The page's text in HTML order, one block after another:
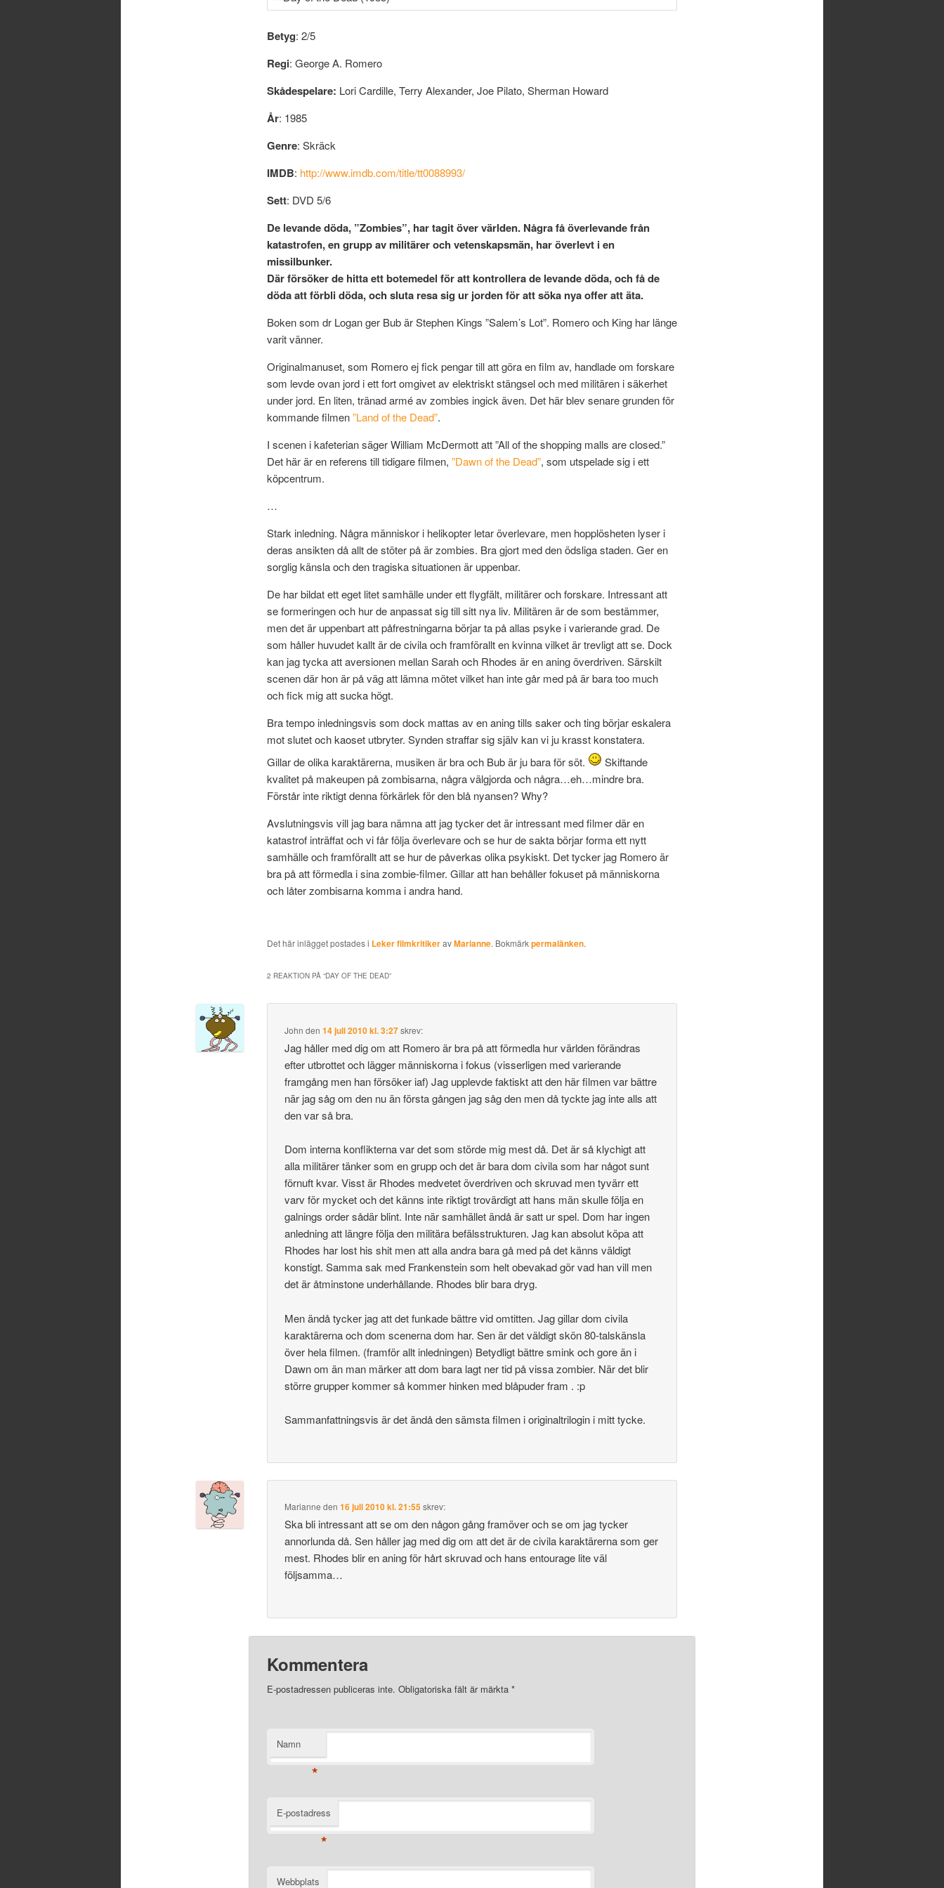
Betyg: 2/5
Regi: George A. Romero
Skådespelare: Lori Cardille, Terry Alexander, Joe Pilato, Sherman Howard
År: 1985
Genre: Skräck
IMDB: http://www.imdb.com/title/tt0088993/
Sett: DVD 5/6
De levande döda, ”Zombies”, har tagit över världen. Några få överlevande från
katastrofen, en grupp av militärer och vetenskapsmän, har överlevt i en
missilbunker.
Där försöker de hitta ett botemedel för att kontrollera de levande döda, och få de
döda att förbli döda, och sluta resa sig ur jorden för att söka nya offer att äta.
Boken som dr Logan ger Bub är Stephen Kings ”Salem’s Lot”. Romero och King har länge
varit vänner.
Originalmanuset, som Romero ej fick pengar till att göra en film av, handlade om forskare
som levde ovan jord i ett fort omgivet av elektriskt stängsel och med militären i säkerhet
under jord. En liten, tränad armé av zombies ingick även. Det här blev senare grunden för
kommande filmen”Land of the Dead”.
I scenen i kafeterian säger William McDermott att ”All of the shopping malls are closed.”
Det här är en referens till tidigare filmen, ”Dawn of the Dead”, som utspelade sig i ett
köpcentrum.
…
Stark inledning. Några människor i helikopter letar överlevare, men hopplösheten lyser i
deras ansikten då allt de stöter på är zombies. Bra gjort med den ödsliga staden. Ger en
sorglig känsla och den tragiska situationen är uppenbar.
De har bildat ett eget litet samhälle under ett flygfält, militärer och forskare. Intressant att
se formeringen och hur de anpassat sig till sitt nya liv. Militären är de som bestämmer,
men det är uppenbart att påfrestningarna börjar ta på allas psyke i varierande grad. De
som håller huvudet kallt är de civila och framförallt en kvinna vilket är trevligt att se. Dock
kan jag tycka att aversionen mellan Sarah och Rhodes är en aning överdriven. Särskilt
scenen där hon är på väg att lämna mötet vilket han inte går med på är bara too much
och fick mig att sucka högt.
Bra tempo inledningsvis som dock mattas av en aning tills saker och ting börjar eskalera
mot slutet och kaoset utbryter. Synden straffar sig själv kan vi ju krasst konstatera.
Gillar de olika karaktärerna, musiken är bra och Bub är ju bara för söt.
Skiftande
kvalitet på makeupen på zombisarna, några välgjorda och några…eh…mindre bra.
Förstår inte riktigt denna förkärlek för den blå nyansen? Why?
Avslutningsvis vill jag bara nämna att jag tycker det är intressant med filmer där en
katastrof inträffat och vi får följa överlevare och se hur de sakta börjar forma ett nytt
samhälle och framförallt att se hur de påverkas olika psykiskt. Det tycker jag Romero är
bra på att förmedla i sina zombie-filmer. Gillar att han behåller fokuset på människorna
och låter zombisarna komma i andra hand.
Det här inlägget postades i Leker filmkritikeravMarianne. Bokmärkpermalänken.
2 REAKTION PÅ “DAY OF THE DEAD”
John den14 juli 2010 kl. 3:27skrev:
Jag håller med dig om att Romero är bra på att förmedla hur världen förändras
efter utbrottet och lägger människorna i fokus (visserligen med varierande
framgång men han försöker iaf) Jag upplevde faktiskt att den här filmen var bättre
när jag såg om den nu än första gången jag såg den men då tyckte jag inte alls att
den var så bra.
Dom interna konflikterna var det som störde mig mest då. Det är så klychigt att
alla militärer tänker som en grupp och det är bara dom civila som har något sunt
förnuft kvar. Visst är Rhodes medvetet överdriven och skruvad men tyvärr ett
varv för mycket och det känns inte riktigt trovärdigt att hans män skulle följa en
galnings order sådär blint. Inte när samhället ändå är satt ur spel. Dom har ingen
anledning att längre följa den militära befälsstrukturen. Jag kan absolut köpa att
Rhodes har lost his shit men att alla andra bara gå med på det känns väldigt
konstigt. Samma sak med Frankenstein som helt obevakad gör vad han vill men
det är åtminstone underhållande. Rhodes blir bara dryg.
Men ändå tycker jag att det funkade bättre vid omtitten. Jag gillar dom civila
karaktärerna och dom scenerna dom har. Sen är det väldigt skön 80-talskänsla
över hela filmen. (framför allt inledningen) Betydligt bättre smink och gore än i
Dawn om än man märker att dom bara lagt ner tid på vissa zombier. När det blir
större grupper kommer så kommer hinken med blåpuder fram . :p
Sammanfattningsvis är det ändå den sämsta filmen i originaltrilogin i mitt tycke.
Marianne den16 juli 2010 kl. 21:55skrev:
Ska bli intressant att se om den någon gång framöver och se om jag tycker
annorlunda då. Sen håller jag med dig om att det är de civila karaktärerna som ger
mest. Rhodes blir en aning för hårt skruvad och hans entourage lite väl
följsamma…
Kommentera
E-postadressen publiceras inte. Obligatoriska fält är märkta *
Namn
*
E-postadress
*
Webbplats